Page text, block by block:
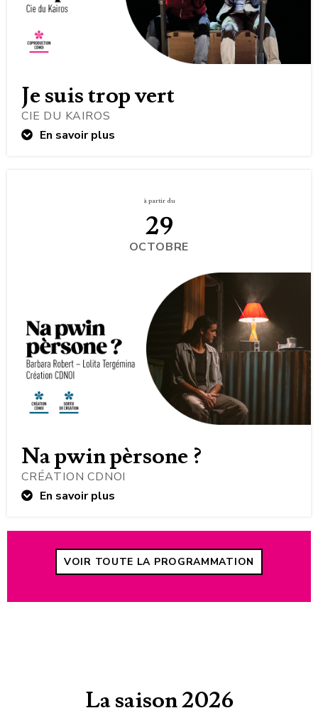
Je suis trop vert
CIE DU KAIROS
En savoir plus
à partir du
29
OCTOBRE
Na pwin pèrsone ?
CRÉATION CDNOI
En savoir plus
VOIR TOUTE LA PROGRAMMATION
La saison 2026